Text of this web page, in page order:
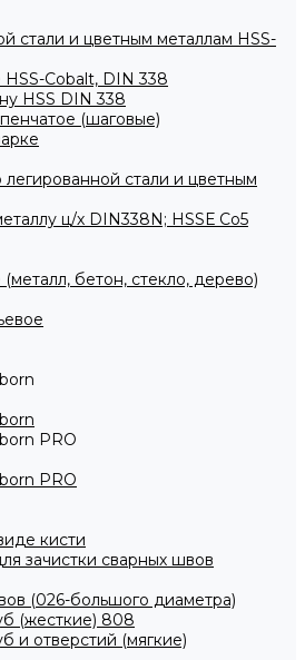
стали и цветным металлам HSS-
Cobalt, DIN 338
HSS DIN 338
(шаговые)
стали и цветным
ц/х DIN338N; HSSЕ Со5
бетон, стекло, дерево)
PRO
PRO
кисти
зачистки сварных швов
(026-большого диаметра)
(жесткие) 808
и отверстий (мягкие)